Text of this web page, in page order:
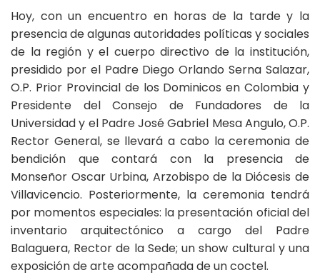
Hoy, con un encuentro en horas de la tarde y la
presencia de algunas autoridades políticas y sociales
de la región y el cuerpo directivo de la institución,
presidido por el Padre Diego Orlando Serna Salazar,
O.P. Prior Provincial de los Dominicos en Colombia y
Presidente del Consejo de Fundadores de la
Universidad y el Padre José Gabriel Mesa Angulo, O.P.
Rector General, se llevará a cabo la ceremonia de
bendición que contará con la presencia de
Monseñor Oscar Urbina, Arzobispo de la Diócesis de
Villavicencio. Posteriormente, la ceremonia tendrá
por momentos especiales: la presentación oficial del
inventario arquitectónico a cargo del Padre
Balaguera, Rector de la Sede; un show cultural y una
exposición de arte acompañada de un coctel.